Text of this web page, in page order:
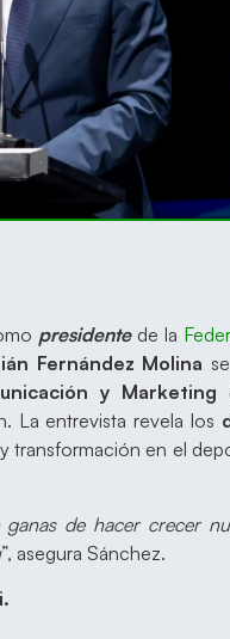
presidente de la
Fernández Molina
y Marketing
La entrevista revela los
transformación en el
de hacer crecer
”, asegura Sánchez.